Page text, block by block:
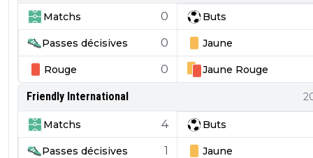
Matchs 0 Buts
Passes décisives 0 Jaune
Rouge 0 Jaune Rouge
Friendly International
Matchs 4 Buts
Passes décisives 1 Jaune